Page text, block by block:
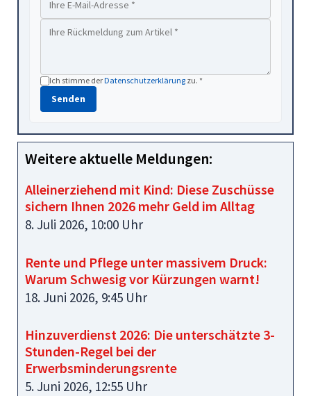
Ich stimme derDatenschutzerklärung zu. *
Senden
Weitere aktuelle Meldungen:
Alleinerziehend mit Kind: Diese Zuschüsse
sichern Ihnen 2026 mehr Geld im Alltag
8. Juli 2026, 10:00 Uhr
Rente und Pflege unter massivem Druck:
Warum Schwesig vor Kürzungen warnt!
18. Juni 2026, 9:45 Uhr
Hinzuverdienst 2026: Die unterschätzte 3-
Stunden-Regel bei der
Erwerbsminderungsrente
5. Juni 2026, 12:55 Uhr